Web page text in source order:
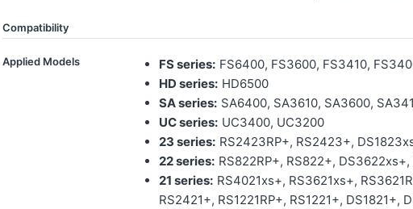
Compatibility
Applied Models FS series: FS6400, FS3600, FS3410,
HD series: HD6500
SA series: SA6400, SA3610, SA3600,
UC series: UC3400, UC3200
23 series: RS2423RP+, RS2423+,
22 series: RS822RP+, RS822+,
21 series: RS4021xs+, RS3621xs+,
RS2421+, RS1221RP+, RS1221+, DS1821+,